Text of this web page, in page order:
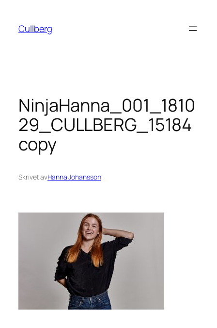
innehåll
Cullberg
NinjaHanna_001_1810
29_CULLBERG_15184
copy
Skrivet avHanna Johanssoni